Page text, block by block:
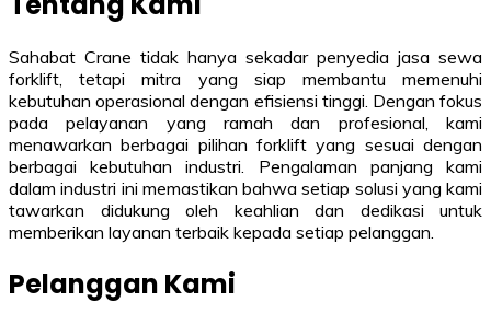
Sahabat Crane tidak hanya sekadar penyedia jasa sewa
forklift, tetapi mitra yang siap membantu memenuhi
kebutuhan operasional dengan efisiensi tinggi. Dengan fokus
pada pelayanan yang ramah dan profesional, kami
menawarkan berbagai pilihan forklift yang sesuai dengan
berbagai kebutuhan industri. Pengalaman panjang kami
dalam industri ini memastikan bahwa setiap solusi yang kami
tawarkan didukung oleh keahlian dan dedikasi untuk
memberikan layanan terbaik kepada setiap pelanggan.
Pelanggan Kami